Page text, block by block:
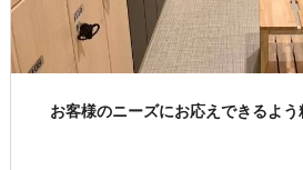
お客様のニーズにお応えできるよう